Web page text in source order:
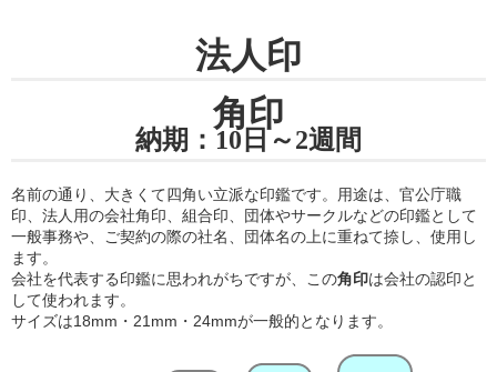
法人印
角印
納期：10日～2週間
名前の通り、大きくて四角い立派な印鑑です。用途は、官公庁職
印、法人用の会社角印、組合印、団体やサークルなどの印鑑として
一般事務や、ご契約の際の社名、団体名の上に重ねて捺し、使用し
ます。
会社を代表する印鑑に思われがちですが、この角印は会社の認印と
して使われます。
サイズは18mm・21mm・24mmが一般的となります。